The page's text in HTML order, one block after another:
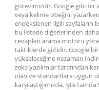
görevimizdir. Google gibi
veya kelime öbeğini
endekslenen ilgili sayfaların
bu listede diğerlerinden
cevapları arama motoru
taktiklerde gizlidir. Google
yükseleceğine nezaman
zeka yazılımlar tarafından
olan ve standartlara uygun
karşılaştığımızda, işte